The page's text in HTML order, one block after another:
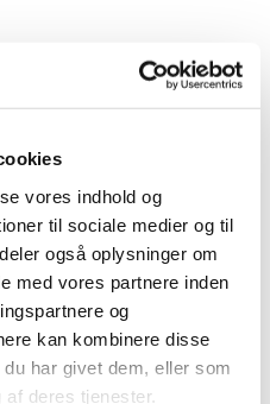
vores indhold og
til sociale medier og til
også oplysninger om
med vores partnere inden
og
kan kombinere disse
har givet dem, eller som
deres tjenester.